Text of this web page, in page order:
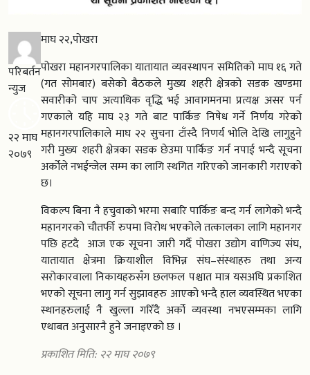
परिबर्तन
न्युज
२२ माघ
२०७९
माघ २२,पोखरा
पोखरा महानगरपालिका यातायात व्यवस्थापन समितिको माघ १६ गते
(गत सोमबार) बसेको बैठकले मुख्य शहरी क्षेत्रको सडक खण्डमा
सवारीको चाप अत्याधिक वृद्धि भई आवागमनमा प्रत्यक्ष असर पर्न
गएकाले यहि माघ २३ गते बाट पार्किङ निषेध गर्ने निर्णय गरेको
महानगरपालिकाले माघ २२ सुचना टाँस्दै निणर्य भोलि देखि लागुहुने
गरी मुख्य शहरी क्षेत्रका सडक छेउमा पार्किङ गर्न नपाई भन्दै सूचना
अर्कोले नभईन्जेल सम्म का लागि स्थगित गरिएको जानकारी गराएको
छ।
विकल्प बिना नै हचुवाको भरमा सबारि पार्किङ बन्द गर्न लागेको भन्दै
महानगरको चौतर्फी रुपमा विरोध भएकोले तत्कालका लागि महानगर
पछि हटदै आज एक सूचना जारी गर्दै पोखरा उद्योग वाणिज्य संघ,
यातायात क्षेत्रमा क्रियाशील विभिन्न संघ–संस्थाहरु तथा अन्य
सरोकारवाला निकायहरुसँग छलफल पश्चात मात्र यसअघि प्रकाशित
भएको सूचना लागु गर्न सुझावहरु आएको भन्दै हाल व्यवस्थित भएका
स्थानहरुलाई नै खुल्ला गरिँदै अर्को व्यवस्था नभएसम्मका लागि
एथाबत अनुसारनै हुने जनाइएको छ ।
प्रकाशित मिति: २२ माघ २०७९